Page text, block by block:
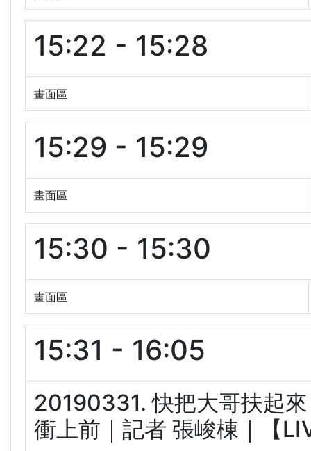
15:22 - 15:28
畫面區
15:29 - 15:29
畫面區
15:30 - 15:30
畫面區
15:31 - 16:05
20190331. 快把大哥扶起
衝上前｜記者 張峻棟｜【